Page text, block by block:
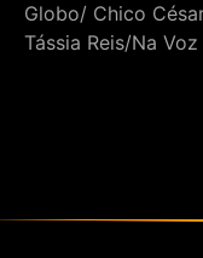
Globo/ Chico
Tássia Reis/Na